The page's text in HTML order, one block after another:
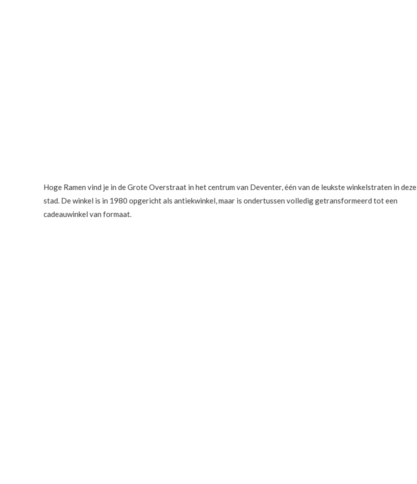
Hoge Ramen vind je in de Grote Overstraat in het centrum van Deventer, één van de leukste winkelstraten in deze
stad. De winkel is in 1980 opgericht als antiekwinkel, maar is ondertussen volledig getransformeerd tot een
cadeauwinkel van formaat.